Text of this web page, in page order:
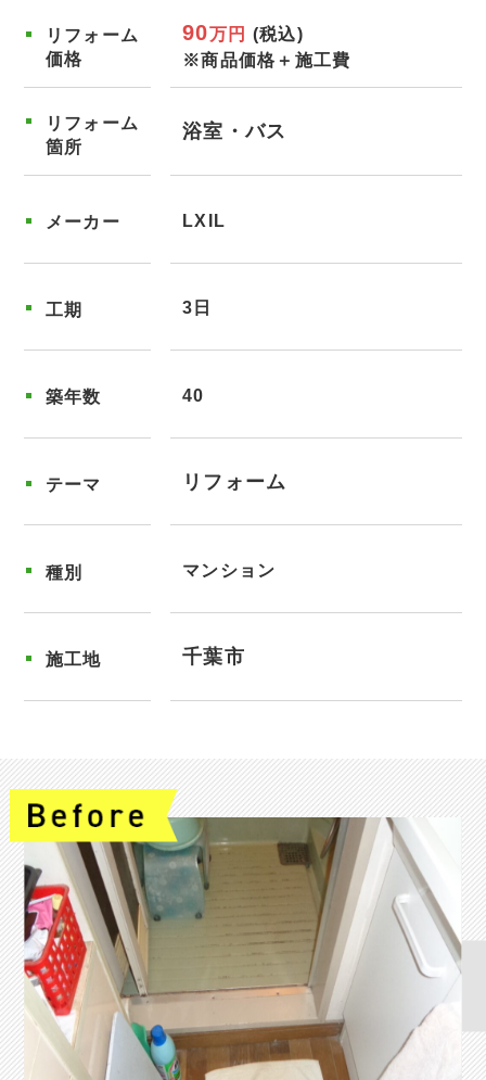
リフォーム
価格
90万円 (税込)
※商品価格＋施工費
リフォーム
箇所
浴室・バス
メーカー LXIL
工期 3日
築年数 40
テーマ リフォーム
種別 マンション
施工地 千葉市